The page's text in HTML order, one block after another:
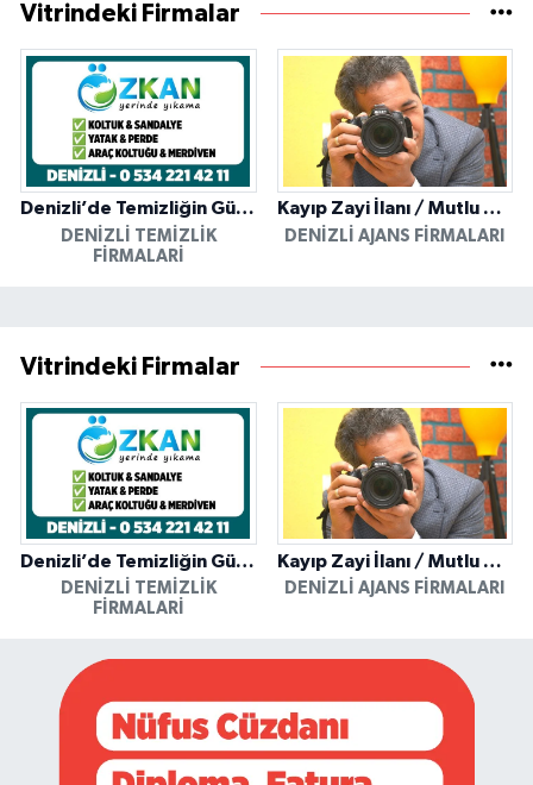
Vitrindeki Firmalar
Denizli’de Temizliğin Güvenilir Adresi: Özkan Yerinde Yıkama
DENIZLI TEMIZLIK
FIRMALARI
Kayıp Zayi İlanı / Mutlu Ajans / Denizli
DENIZLI AJANS FIRMALARI
Vitrindeki Firmalar
Denizli’de Temizliğin Güvenilir Adresi: Özkan Yerinde Yıkama
DENIZLI TEMIZLIK
FIRMALARI
Kayıp Zayi İlanı / Mutlu Ajans / Denizli
DENIZLI AJANS FIRMALARI